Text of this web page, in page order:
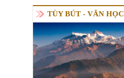
TÙY BÚT - VĂN HỌC